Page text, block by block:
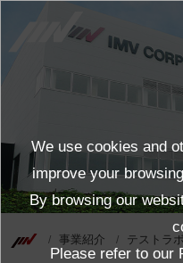
事業紹介 テストラ
We use cookies and
improve your
By browsing our
Please refer to our